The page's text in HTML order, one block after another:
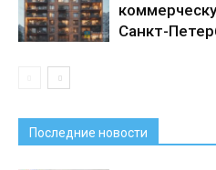
Санкт-
Последние новости